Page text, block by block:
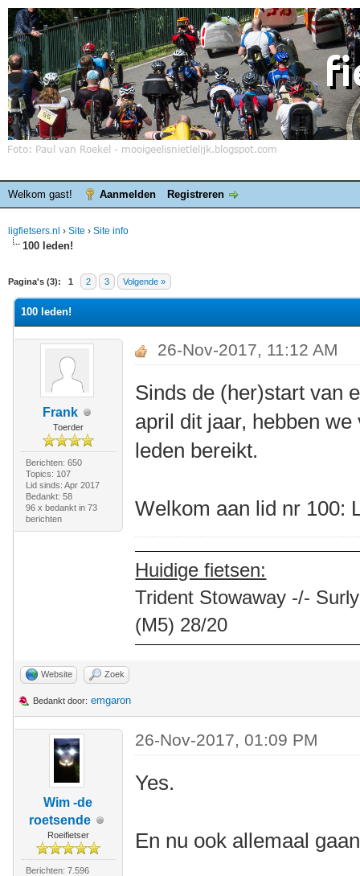
Welkom gast! Aanmelden Registreren
ligfietsers.nl › Site › Site info
100 leden!
Pagina's (3): 1 2 3 Volgende »
waardering is 0
100 leden!
Frank
Toerder
Berichten: 650
Topics: 107
Lid sinds: Apr 2017
Bedankt: 58
96 x bedankt in 73
berichten
26-Nov-2017, 11:12 AM
Sinds de (her)start van
april dit jaar, hebben
leden bereikt.
Welkom aan lid nr 100:
Huidige fietsen:
Trident Stowaway -/-
(M5) 28/20
Website Zoek
Bedankt door: emgaron
Wim -de
roetsende
Roeifietser
Berichten: 7.596
26-Nov-2017, 01:09 PM
Yes.
En nu ook allemaal